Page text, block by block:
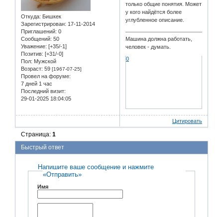
Откуда: Бишкек
Зарегистрирован: 17-11-2014
Приглашений: 0
Сообщений: 50
Уважение: [+35/-1]
Позитив: [+31/-0]
Пол: Мужской
Возраст: 59 [1967-07-25]
Провел на форуме:
7 дней 1 час
Последний визит:
29-01-2025 18:04:05
только общие понятия. Может
у кого найдётся более
углубленное описание.
Машина должна работать,
человек - думать.
0
Цитировать
Страница:1
Быстрый ответ
Напишите ваше сообщение и нажмите
«Отправить»
Имя